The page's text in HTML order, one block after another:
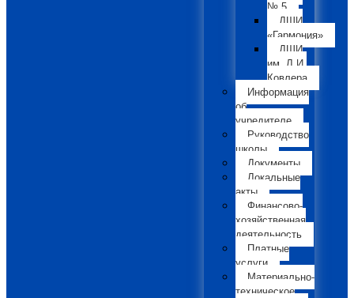
№ 5
ДШИ
«Гармония»
ДШИ
им. Л.И.
Ковлера
Информация
об
учредителе
Руководство
школы
Документы
Локальные
акты
Финансово-
хозяйственная
деятельность
Платные
услуги
Материально-
техническое